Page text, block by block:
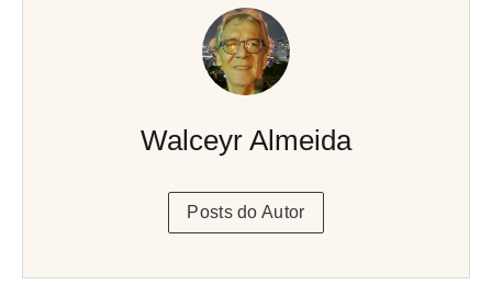
Walceyr Almeida
Posts do Autor